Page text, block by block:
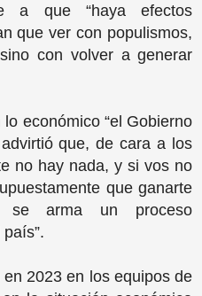
a que “haya efectos
que ver con populismos,
con volver a generar
económico “el Gobierno
que, de cara a los
no hay nada, y si vos no
que ganarte
se arma un proceso
2023 en los equipos de